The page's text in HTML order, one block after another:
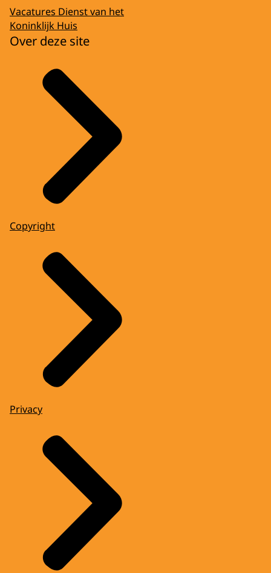
Vacatures Dienst van het
Koninklijk Huis
Over deze site
Copyright
Privacy